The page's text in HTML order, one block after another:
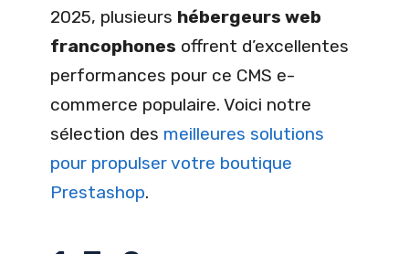
2025, plusieurs hébergeurs web
francophones offrent d’excellentes
performances pour ce CMS e-
commerce populaire. Voici notre
sélection des meilleures solutions
pour propulser votre boutique
Prestashop.